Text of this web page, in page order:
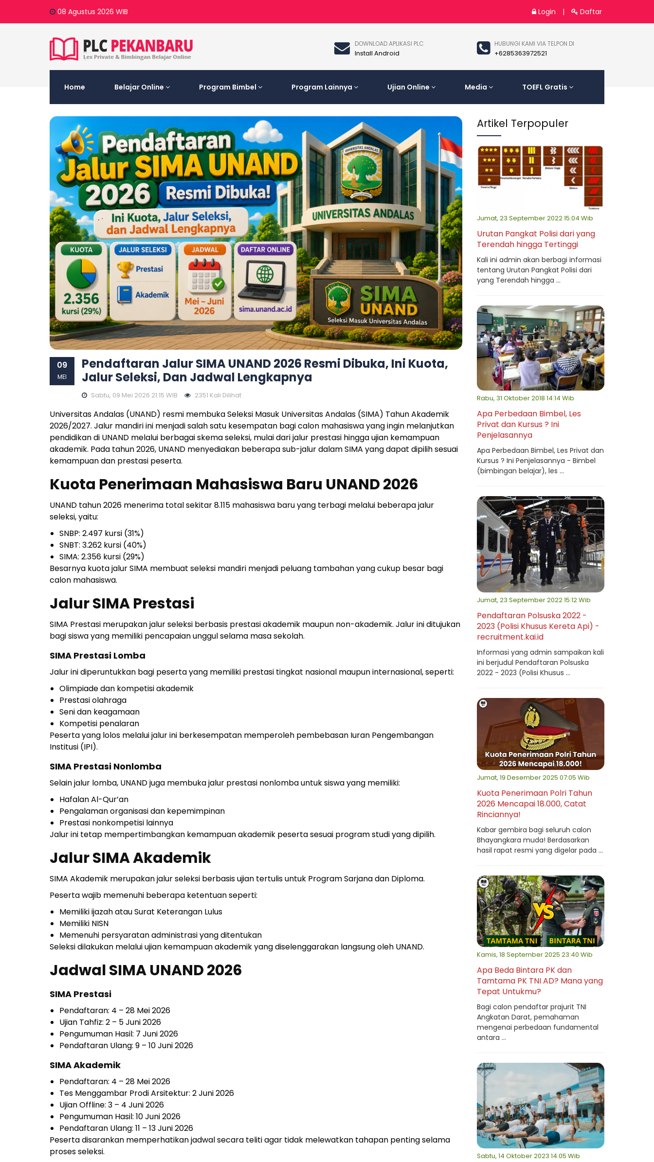
08 Agustus 2026 WIB Login | Daftar
HUBUNGI KAMI VIA TELPON DI
+6285363972521
DOWNLOAD APLIKASI PLC
Install Android
Home Belajar Online Program Bimbel Program Lainnya Ujian Online Media TOEFL Gratis
09
MEI
Pendaftaran Jalur SIMA UNAND 2026 Resmi Dibuka, Ini Kuota,
Jalur Seleksi, Dan Jadwal Lengkapnya
Sabtu, 09 Mei 2026 21:15 WIB 2351 Kali Dilihat
Universitas Andalas (UNAND) resmi membuka Seleksi Masuk Universitas Andalas (SIMA) Tahun Akademik
2026/2027. Jalur mandiri ini menjadi salah satu kesempatan bagi calon mahasiswa yang ingin melanjutkan
pendidikan di UNAND melalui berbagai skema seleksi, mulai dari jalur prestasi hingga ujian kemampuan
akademik. Pada tahun 2026, UNAND menyediakan beberapa sub-jalur dalam SIMA yang dapat dipilih sesuai
kemampuan dan prestasi peserta.
Kuota Penerimaan Mahasiswa Baru UNAND 2026
UNAND tahun 2026 menerima total sekitar 8.115 mahasiswa baru yang terbagi melalui beberapa jalur
seleksi, yaitu:
SNBP: 2.497 kursi (31%)
SNBT: 3.262 kursi (40%)
SIMA: 2.356 kursi (29%)
Besarnya kuota jalur SIMA membuat seleksi mandiri menjadi peluang tambahan yang cukup besar bagi
calon mahasiswa.
Jalur SIMA Prestasi
SIMA Prestasi merupakan jalur seleksi berbasis prestasi akademik maupun non-akademik. Jalur ini ditujukan
bagi siswa yang memiliki pencapaian unggul selama masa sekolah.
SIMA Prestasi Lomba
Jalur ini diperuntukkan bagi peserta yang memiliki prestasi tingkat nasional maupun internasional, seperti:
Olimpiade dan kompetisi akademik
Prestasi olahraga
Seni dan keagamaan
Kompetisi penalaran
Peserta yang lolos melalui jalur ini berkesempatan memperoleh pembebasan Iuran Pengembangan
Institusi (IPI).
SIMA Prestasi Nonlomba
Selain jalur lomba, UNAND juga membuka jalur prestasi nonlomba untuk siswa yang memiliki:
Hafalan Al-Qur’an
Pengalaman organisasi dan kepemimpinan
Prestasi nonkompetisi lainnya
Jalur ini tetap mempertimbangkan kemampuan akademik peserta sesuai program studi yang dipilih.
Jalur SIMA Akademik
SIMA Akademik merupakan jalur seleksi berbasis ujian tertulis untuk Program Sarjana dan Diploma.
Peserta wajib memenuhi beberapa ketentuan seperti:
Memiliki ijazah atau Surat Keterangan Lulus
Memiliki NISN
Memenuhi persyaratan administrasi yang ditentukan
Seleksi dilakukan melalui ujian kemampuan akademik yang diselenggarakan langsung oleh UNAND.
Jadwal SIMA UNAND 2026
SIMA Prestasi
Pendaftaran: 4 – 28 Mei 2026
Ujian Tahfiz: 2 – 5 Juni 2026
Pengumuman Hasil: 7 Juni 2026
Pendaftaran Ulang: 9 – 10 Juni 2026
SIMA Akademik
Pendaftaran: 4 – 28 Mei 2026
Tes Menggambar Prodi Arsitektur: 2 Juni 2026
Ujian Offline: 3 – 4 Juni 2026
Pengumuman Hasil: 10 Juni 2026
Pendaftaran Ulang: 11 – 13 Juni 2026
Peserta disarankan memperhatikan jadwal secara teliti agar tidak melewatkan tahapan penting selama
proses seleksi.
Artikel Terpopuler
Jumat, 23 September 2022 15:04 Wib
Urutan Pangkat Polisi dari yang
Terendah hingga Tertinggi
Kali ini admin akan berbagi informasi
tentang Urutan Pangkat Polisi dari
yang Terendah hingga ...
Rabu, 31 Oktober 2018 14:14 Wib
Apa Perbedaan Bimbel, Les
Privat dan Kursus ? Ini
Penjelasannya
Apa Perbedaan Bimbel, Les Privat dan
Kursus ? Ini Penjelasannya - Bimbel
(bimbingan belajar), les ...
Jumat, 23 September 2022 15:12 Wib
Pendaftaran Polsuska 2022 -
2023 (Polisi Khusus Kereta Api) -
recruitment.kai.id
Informasi yang admin sampaikan kali
ini berjudul Pendaftaran Polsuska
2022 - 2023 (Polisi Khusus ...
Jumat, 19 Desember 2025 07:05 Wib
Kuota Penerimaan Polri Tahun
2026 Mencapai 18.000, Catat
Rinciannya!
Kabar gembira bagi seluruh calon
Bhayangkara muda! Berdasarkan
hasil rapat resmi yang digelar pada ...
Kamis, 18 September 2025 23:40 Wib
Apa Beda Bintara PK dan
Tamtama PK TNI AD? Mana yang
Tepat Untukmu?
Bagi calon pendaftar prajurit TNI
Angkatan Darat, pemahaman
mengenai perbedaan fundamental
antara ...
Sabtu, 14 Oktober 2023 14:05 Wib